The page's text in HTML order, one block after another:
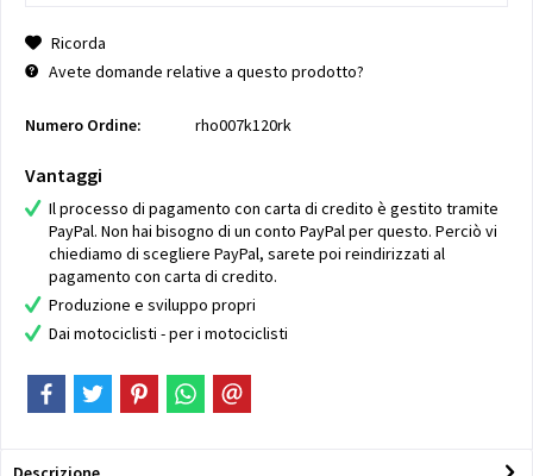
Ricorda
Avete domande relative a questo prodotto?
Numero Ordine: rho007k120rk
Vantaggi
Il processo di pagamento con carta di credito è gestito tramite
PayPal. Non hai bisogno di un conto PayPal per questo. Perciò vi
chiediamo di scegliere PayPal, sarete poi reindirizzati al
pagamento con carta di credito.
Produzione e sviluppo propri
Dai motociclisti - per i motociclisti